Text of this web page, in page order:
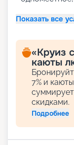
Показать все
«Круиз
каюты
7% и
скидками.
Подробнее